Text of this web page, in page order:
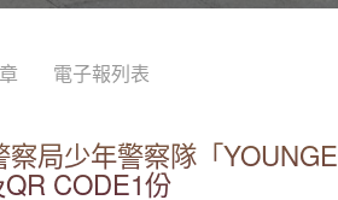
電子報列表
局少年警察隊「
QR CODE1份